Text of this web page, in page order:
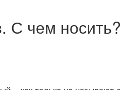
С чем носить?